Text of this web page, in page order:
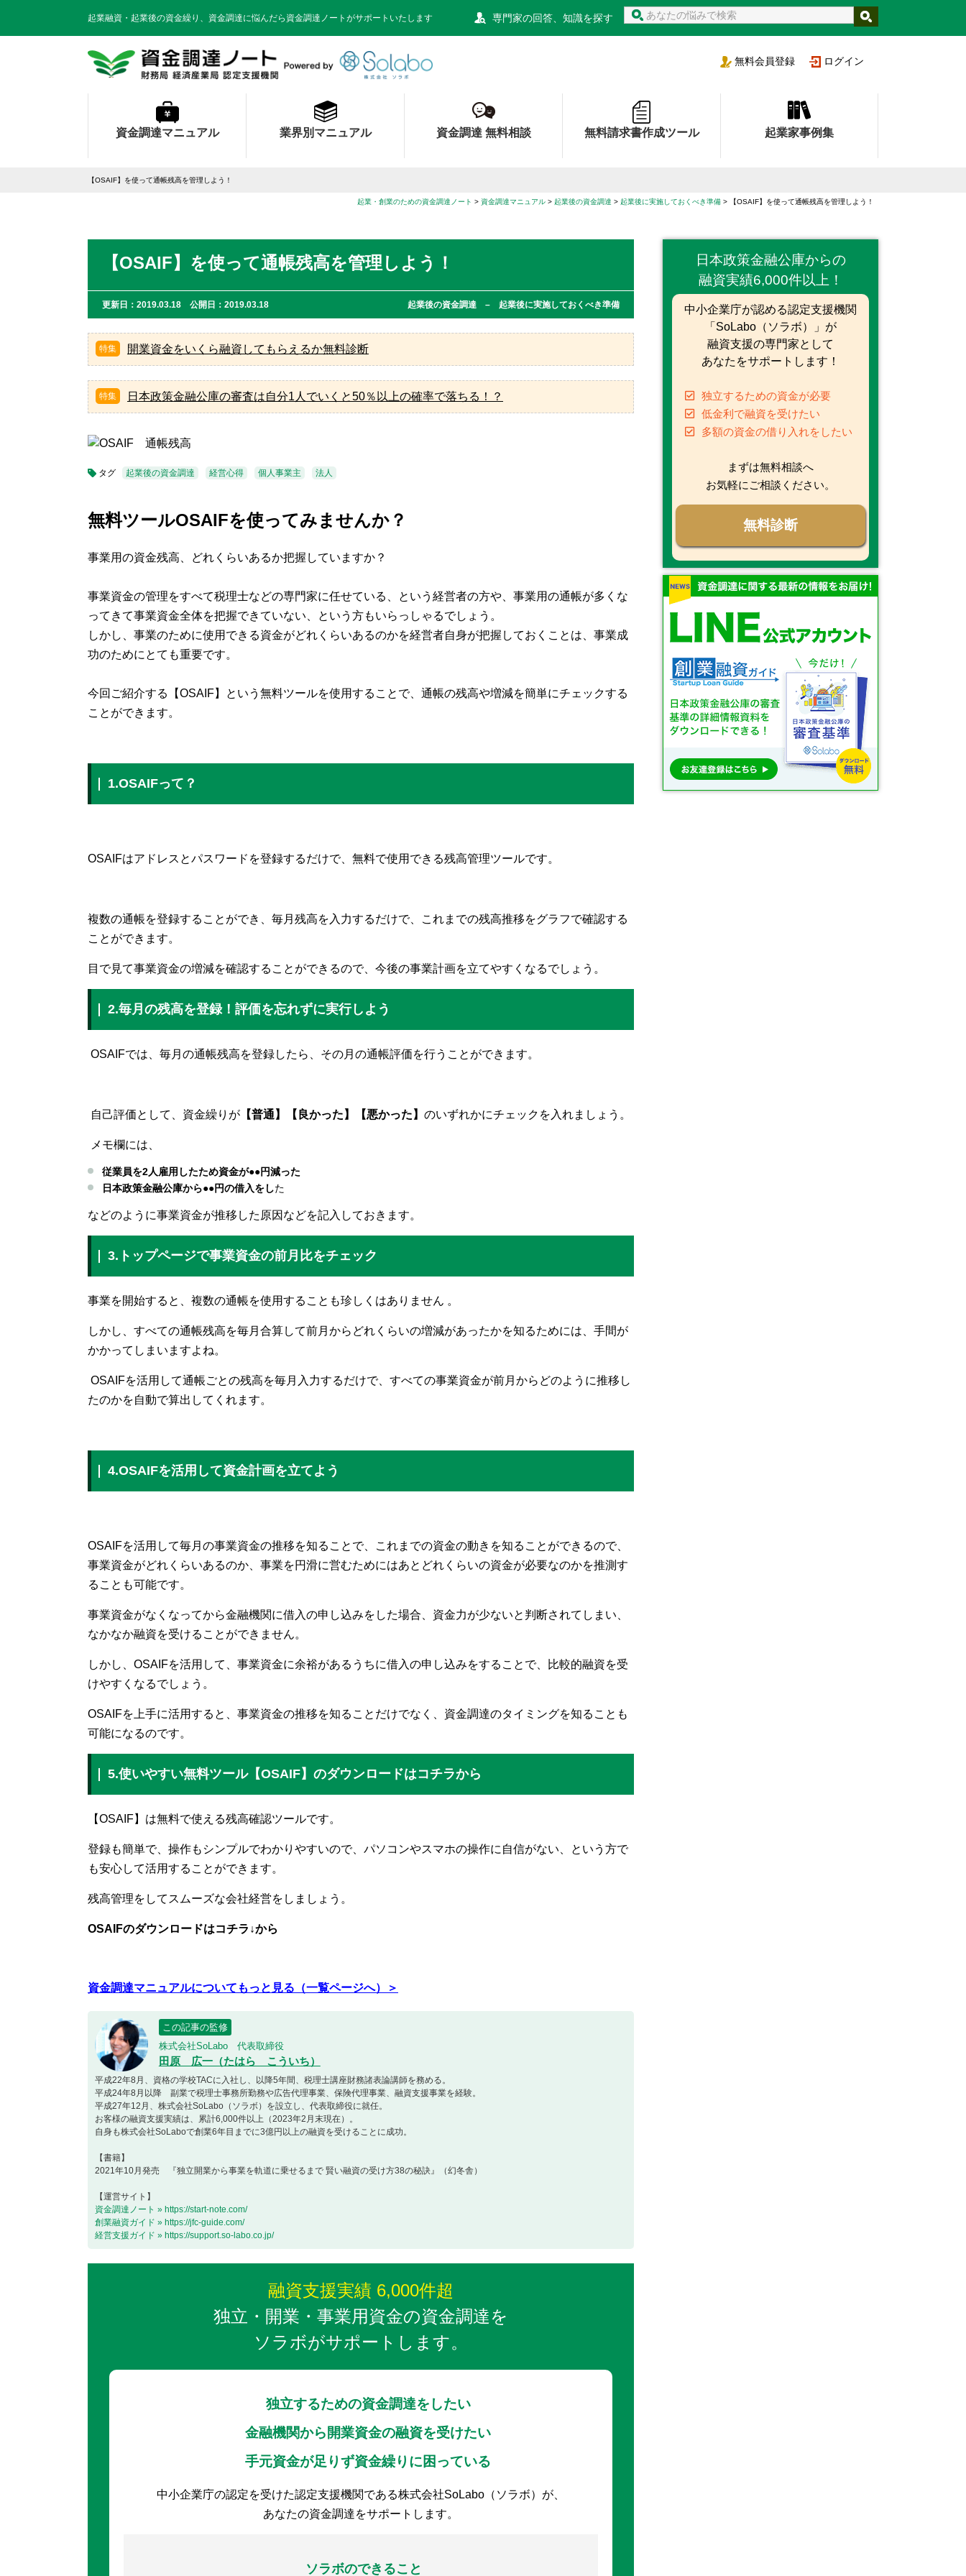
起業融資・起業後の資金繰り、資金調達に悩んだら資金調達ノートがサポートいたします 専門家の回答、知識を探す
ログイン
無料会員登録
資金調達マニュアル 業界別マニュアル 資金調達 無料相談 無料請求書作成ツール 起業家事例集
【OSAIF】を使って通帳残高を管理しよう！
起業・創業のための資金調達ノート 資金調達マニュアル 起業後の資金調達 起業後に実施しておくべき準備 【OSAIF】を使って通帳残高を管理しよう！
【OSAIF】を使って通帳残高を管理しよう！
更新日：2019.03.18 公開日：2019.03.18 起業後の資金調達 – 起業後に実施しておくべき準備
開業資金をいくら融資してもらえるか無料診断
日本政策金融公庫の審査は自分1人でいくと50％以上の確率で落ちる！？
タグ 起業後の資金調達 経営心得 個人事業主 法人
無料ツールOSAIFを使ってみませんか？
事業用の資金残高、どれくらいあるか把握していますか？
事業資金の管理をすべて税理士などの専門家に任せている、という経営者の方や、事業用の通帳が多くな
ってきて事業資金全体を把握できていない、という方もいらっしゃるでしょう。
しかし、事業のために使用できる資金がどれくらいあるのかを経営者自身が把握しておくことは、事業成
功のためにとても重要です。
今回ご紹介する【OSAIF】という無料ツールを使用することで、通帳の残高や増減を簡単にチェックする
ことができます。
1.OSAIFって？
OSAIFはアドレスとパスワードを登録するだけで、無料で使用できる残高管理ツールです。
複数の通帳を登録することができ、毎月残高を入力するだけで、これまでの残高推移をグラフで確認する
ことができます。
目で見て事業資金の増減を確認することができるので、今後の事業計画を立てやすくなるでしょう。
2.毎月の残高を登録！評価を忘れずに実行しよう
OSAIFでは、毎月の通帳残高を登録したら、その月の通帳評価を行うことができます。
自己評価として、資金繰りが 【普通】【良かった】【悪かった】 のいずれかにチェックを入れましょう。
メモ欄には、
従業員を2人雇用したため資金が●●円減った
日本政策金融公庫から●●円の借入をした
などのように事業資金が推移した原因などを記入しておきます。
3.トップページで事業資金の前月比をチェック
事業を開始すると、複数の通帳を使用することも珍しくはありません 。
しかし、すべての通帳残高を毎月合算して前月からどれくらいの増減があったかを知るためには、手間が
かかってしまいますよね。
OSAIFを活用して通帳ごとの残高を毎月入力するだけで、すべての事業資金が前月からどのように推移し
たのかを自動で算出してくれます。
4.OSAIFを活用して資金計画を立てよう
OSAIFを活用して毎月の事業資金の推移を知ることで、これまでの資金の動きを知ることができるので、
事業資金がどれくらいあるのか、事業を円滑に営むためにはあとどれくらいの資金が必要なのかを推測す
ることも可能です。
事業資金がなくなってから金融機関に借入の申し込みをした場合、資金力が少ないと判断されてしまい、
なかなか融資を受けることができません。
しかし、OSAIFを活用して、事業資金に余裕があるうちに借入の申し込みをすることで、比較的融資を受
けやすくなるでしょう。
OSAIFを上手に活用すると、事業資金の推移を知ることだけでなく、資金調達のタイミングを知ることも
可能になるのです。
5.使いやすい無料ツール【OSAIF】のダウンロードはコチラから
【OSAIF】は無料で使える残高確認ツールです。
登録も簡単で、操作もシンプルでわかりやすいので、パソコンやスマホの操作に自信がない、という方で
も安心して活用することができます。
残高管理をしてスムーズな会社経営をしましょう。
OSAIFのダウンロードはコチラ↓から
資金調達マニュアルについてもっと見る（一覧ページへ）＞
この記事の監修
株式会社SoLabo 代表取締役
田原 広一（たはら こういち）
平成22年8月、資格の学校TACに入社し、以降5年間、税理士講座財務諸表論講師を務める。
平成24年8月以降 副業で税理士事務所勤務や広告代理事業、保険代理事業、融資支援事業を経験。
平成27年12月、株式会社SoLabo（ソラボ）を設立し、代表取締役に就任。
お客様の融資支援実績は、累計6,000件以上（2023年2月末現在）。
自身も株式会社SoLaboで創業6年目までに3億円以上の融資を受けることに成功。
【書籍】
2021年10月発売 『独立開業から事業を軌道に乗せるまで 賢い融資の受け方38の秘訣』（幻冬舎）
【運営サイト】
資金調達ノート » https://start-note.com/
創業融資ガイド » https://jfc-guide.com/
経営支援ガイド » https://support.so-labo.co.jp/
融資支援実績 6,000件超
独立・開業・事業用資金の資金調達を
ソラボがサポートします。
独立するための資金調達をしたい
金融機関から開業資金の融資を受けたい
手元資金が足りず資金繰りに困っている
中小企業庁の認定を受けた認定支援機関である株式会社SoLabo（ソラボ）が、
あなたの資金調達をサポートします。
ソラボのできること
日本政策金融公庫からの
融資実績6,000件以上！
中小企業庁が認める認定支援機関
「SoLabo（ソラボ）」が
融資支援の専門家として
あなたをサポートします！
独立するための資金が必要
低金利で融資を受けたい
多額の資金の借り入れをしたい
まずは無料相談へ
お気軽にご相談ください。
無料診断